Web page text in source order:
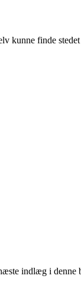
kunne finde
indlæg i